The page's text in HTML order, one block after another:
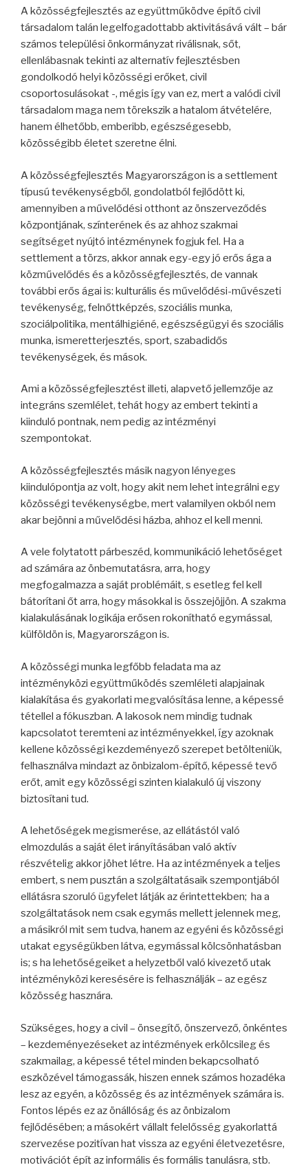
A közösségfejlesztés az együttműködve építő civil
társadalom talán legelfogadottabb aktivitásává vált – bár
számos települési önkormányzat riválisnak, sőt,
ellenlábasnak tekinti az alternatív fejlesztésben
gondolkodó helyi közösségi erőket, civil
csoportosulásokat -, mégis így van ez, mert a valódi civil
társadalom maga nem törekszik a hatalom átvételére,
hanem élhetőbb, emberibb, egészségesebb,
közösségibb életet szeretne élni.
A közösségfejlesztés Magyarországon is a settlement
típusú tevékenységből, gondolatból fejlődött ki,
amennyiben a művelődési otthont az önszerveződés
központjának, színterének és az ahhoz szakmai
segítséget nyújtó intézménynek fogjuk fel. Ha a
settlement a törzs, akkor annak egy-egy jó erős ága a
közművelődés és a közösségfejlesztés, de vannak
további erős ágai is: kulturális és művelődési-művészeti
tevékenység, felnőttképzés, szociális munka,
szociálpolitika, mentálhigiéné, egészségügyi és szociális
munka, ismeretterjesztés, sport, szabadidős
tevékenységek, és mások.
Ami a közösségfejlesztést illeti, alapvető jellemzője az
integráns szemlélet, tehát hogy az embert tekinti a
kiinduló pontnak, nem pedig az intézményi
szempontokat.
A közösségfejlesztés másik nagyon lényeges
kiindulópontja az volt, hogy akit nem lehet integrálni egy
közösségi tevékenységbe, mert valamilyen okból nem
akar bejönni a művelődési házba, ahhoz el kell menni.
A vele folytatott párbeszéd, kommunikáció lehetőséget
ad számára az önbemutatásra, arra, hogy
megfogalmazza a saját problémáit, s esetleg fel kell
bátorítani őt arra, hogy másokkal is összejöjjön. A szakma
kialakulásának logikája erősen rokonítható egymással,
külföldön is, Magyarországon is.
A közösségi munka legfőbb feladata ma az
intézményközi együttműködés szemléleti alapjainak
kialakítása és gyakorlati megvalósítása lenne, a képessé
tétellel a fókuszban. A lakosok nem mindig tudnak
kapcsolatot teremteni az intézményekkel, így azoknak
kellene közösségi kezdeményező szerepet betölteniük,
felhasználva mindazt az önbizalom-építő, képessé tevő
erőt, amit egy közösségi szinten kialakuló új viszony
biztosítani tud.
A lehetőségek megismerése, az ellátástól való
elmozdulás a saját élet irányításában való aktív
részvételig akkor jöhet létre. Ha az intézmények a teljes
embert, s nem pusztán a szolgáltatásaik szempontjából
ellátásra szoruló ügyfelet látják az érintettekben; ha a
szolgáltatások nem csak egymás mellett jelennek meg,
a másikról mit sem tudva, hanem az egyéni és közösségi
utakat egységükben látva, egymással kölcsönhatásban
is; s ha lehetőségeiket a helyzetből való kivezető utak
intézményközi keresésére is felhasználják – az egész
közösség hasznára.
Szükséges, hogy a civil – önsegítő, önszervező, önkéntes
– kezdeményezéseket az intézmények erkölcsileg és
szakmailag, a képessé tétel minden bekapcsolható
eszközével támogassák, hiszen ennek számos hozadéka
lesz az egyén, a közösség és az intézmények számára is.
Fontos lépés ez az önállóság és az önbizalom
fejlődésében; a másokért vállalt felelősség gyakorlattá
szervezése pozitívan hat vissza az egyéni életvezetésre,
motivációt épít az informális és formális tanulásra, stb.